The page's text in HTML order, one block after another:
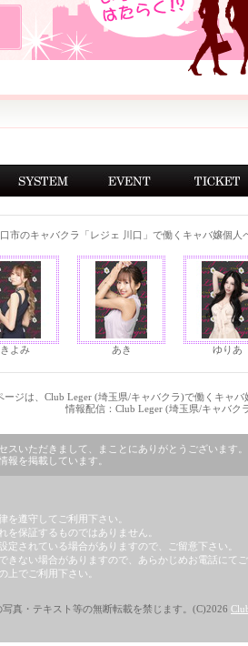
市のキャバクラ「レジェ 川口」で働くキャバ嬢個人
きよみ あき ゆりあ
ージは、Club Leger (埼玉県/キャバクラ)で働くキャバ
情報配信：Club Leger (埼玉県/キャバク
いただきまして、まことにありがとうございます。
報を掲載しています。
を遵守してご利用下さい。
を保証するものではありません。
定されている場合がありますので、ご留意下さい。
きない場合がありますので、あらかじめお電話にて
上でご利用下さい。
真・テキスト等の無断転載を禁じます。(C)2026